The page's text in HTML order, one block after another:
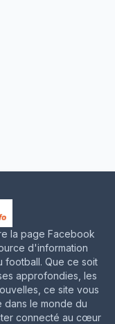
la page Facebook
d'information
football. Que ce soit
approfondies, les
ce site vous
dans le monde du
connecté au cœur